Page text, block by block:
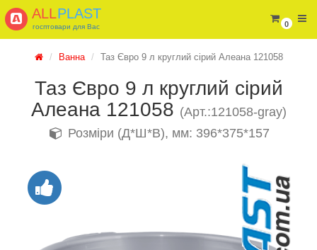
0
ALLPLAST
госптовари для Вас
Ванна Таз Євро 9 л круглий сірий Алеана 121058
Таз Євро 9 л круглий сірий
Алеана 121058 (Арт.:121058-gray)
Розміри (Д*Ш*В), мм: 396*375*157